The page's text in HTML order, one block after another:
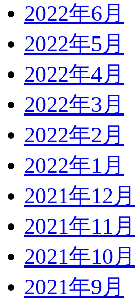
2022年6月
2022年5月
2022年4月
2022年3月
2022年2月
2022年1月
2021年12月
2021年11月
2021年10月
2021年9月